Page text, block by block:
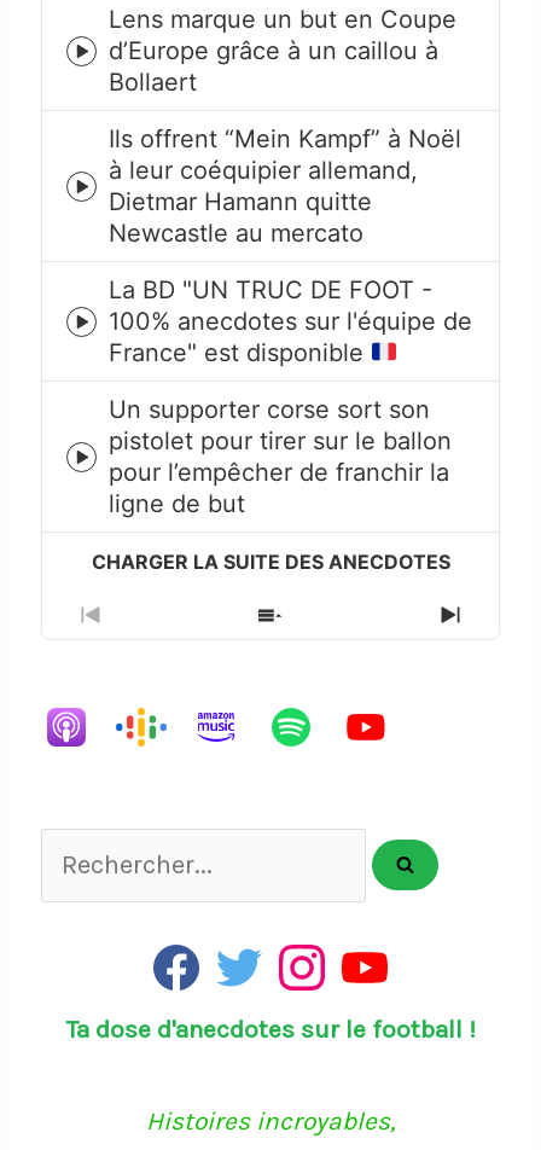
Episode
play
icon
Lens marque un but en Coupe
d’Europe grâce à un caillou à
Bollaert
Episode
play
icon
Ils offrent “Mein Kampf” à Noël
à leur coéquipier allemand,
Dietmar Hamann quitte
Newcastle au mercato
Episode
play
icon
La BD "UN TRUC DE FOOT -
100% anecdotes sur l'équipe de
France" est disponible
Episode
play
icon
Un supporter corse sort son
pistolet pour tirer sur le ballon
pour l’empêcher de franchir la
ligne de but
Previous
Show
Next
Rechercher...
F
a
e
T
t
I
n
t
m
Y
T
Ta dose d'anecdotes sur le football !
Histoires incroyables,